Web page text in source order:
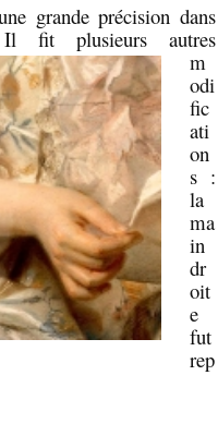
grande précision dans
Il fitplusieurs autres
m
odi
fic
ati
on
s :
la
ma
in
dr
oit
e
fut
rep